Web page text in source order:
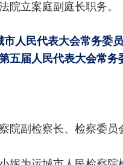
院立案庭副庭长职务。
市人民代表大会常务委
五届人民代表大会常务
院副检察长、检察委